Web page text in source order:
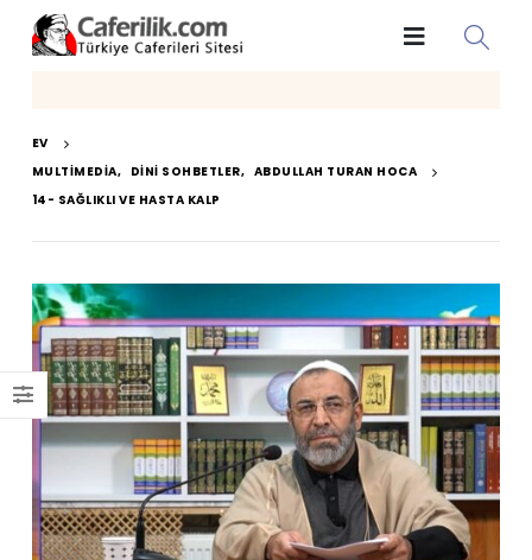
EV
MULTIMEDIA, DINI SOHBETLER, ABDULLAH TURAN HOCA
14- SAĞLIKLI VE HASTA KALP